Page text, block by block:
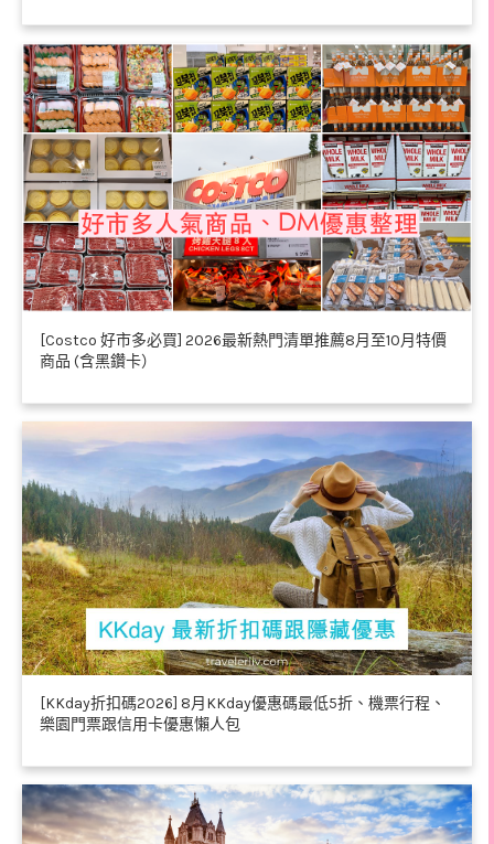
[Costco 好市多必買] 2026最新熱門清單推薦8月至10月特價
商品 (含黑鑽卡）
[KKday折扣碼2026] 8月KKday優惠碼最低5折、機票行程、
樂園門票跟信用卡優惠懶人包